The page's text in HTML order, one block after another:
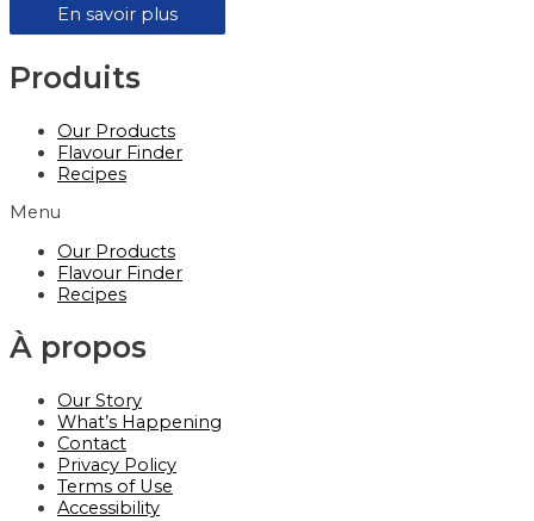
En savoir plus
Produits
Our Products
Flavour Finder
Recipes
Menu
Our Products
Flavour Finder
Recipes
À propos
Our Story
What’s Happening
Contact
Privacy Policy
Terms of Use
Accessibility